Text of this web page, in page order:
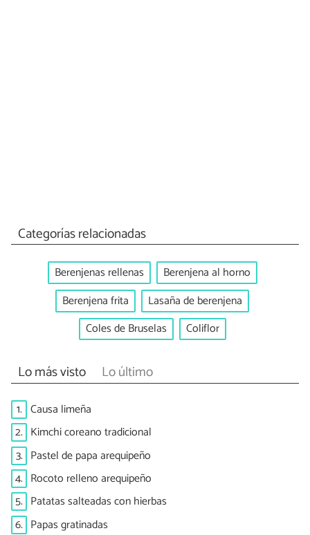
Categorías relacionadas
Berenjenas rellenas
Berenjena al horno
Berenjena frita
Lasaña de berenjena
Coles de Bruselas
Coliflor
Lo más visto Lo último
1. Causa limeña
2. Kimchi coreano tradicional
3. Pastel de papa arequipeño
4. Rocoto relleno arequipeño
5. Patatas salteadas con hierbas
6. Papas gratinadas